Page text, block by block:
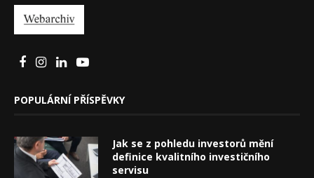
POPULÁRNÍ PŘÍSPĚVKY
Jak se z pohledu investorů mění
definice kvalitního investičního
servisu